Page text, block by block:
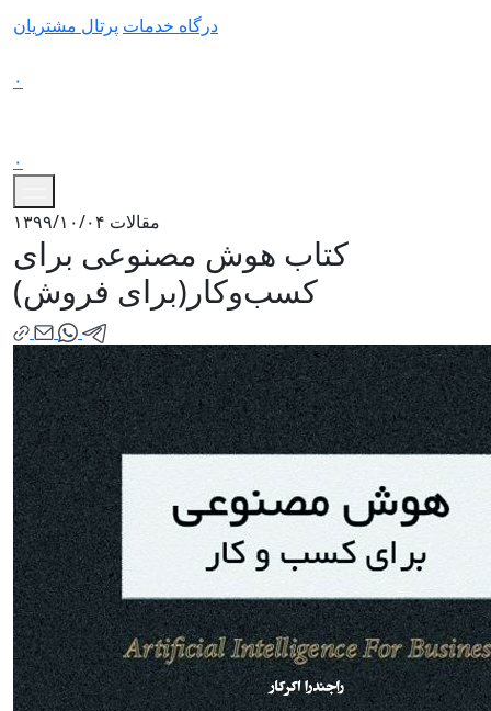
درگاه خدمات پرتال مشتریان
۰
۰
مقالات ۱۳۹۹/۱۰/۰۴
کتاب هوش مصنوعی برای
کسب‌وکار(برای فروش)